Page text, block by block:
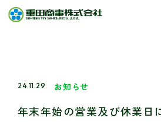
24.11.29 お知らせ
年末年始の営業及び休業日